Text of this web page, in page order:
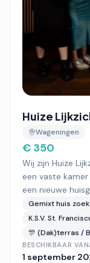
Huize
Wageningen
€ 350
Wij zijn Huize
een vaste
een nieuwe
Gemixt huis
K.S.V. St.
🎊 (Dak)terras /
BESCHIKBAAR
1 september